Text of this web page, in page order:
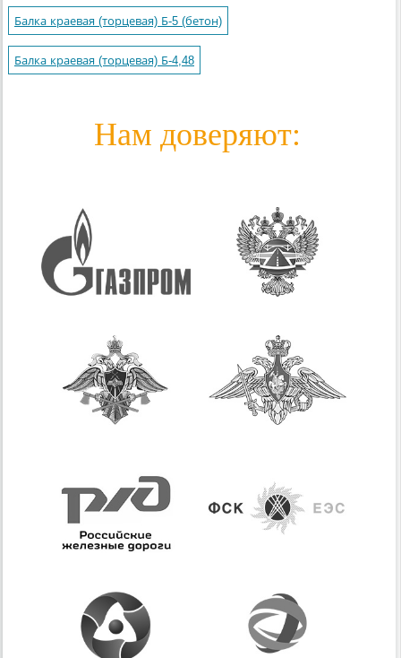
Балка краевая (торцевая) Б-5 (бетон)
Балка краевая (торцевая) Б-4,48
Нам доверяют: